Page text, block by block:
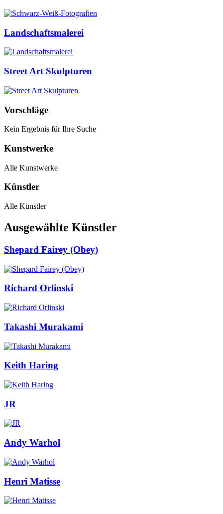
Landschaftsmalerei
Street Art Skulpturen
Vorschläge
Kein Ergebnis für Ihre Suche
Kunstwerke
Alle Kunstwerke
Künstler
Alle Künstler
Ausgewählte Künstler
Shepard Fairey (Obey)
Richard Orlinski
Takashi Murakami
Keith Haring
JR
Andy Warhol
Henri Matisse